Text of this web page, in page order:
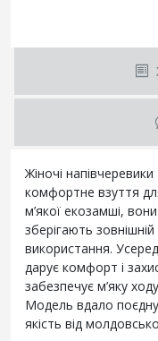
Жіночі
комфортне взуття
м’якої екозамші,
зберігають
використання.
дарує комфорт і
забезпечує м’яку
Модель вдало
якість від